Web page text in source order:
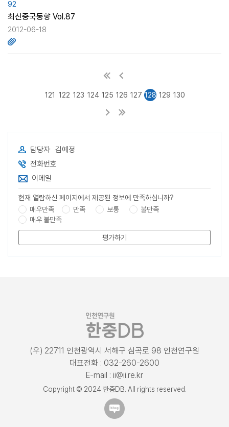
92
최신중국동향 Vol.87
2012-06-18
121 122 123 124 125 126 127 128 129 130
담당자 김예정
전화번호
이메일
현재 열람하신 페이지에서 제공된 정보에 만족하십니까?
매우만족
만족 보통
불만족
매우 불만족
평가하기
(우) 22711 인천광역시 서해구 심곡로 98 인천연구원
대표전화 : 032-260-2600
E-mail : ii@ii.re.kr
Copyright © 2024 한중DB. All rights reserved.